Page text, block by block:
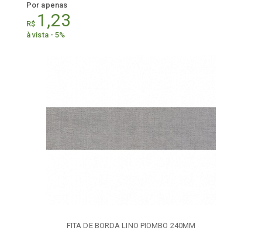
Por apenas
R$ 1,23
à vista - 5%
FITA DE BORDA LINO PIOMBO 240MM